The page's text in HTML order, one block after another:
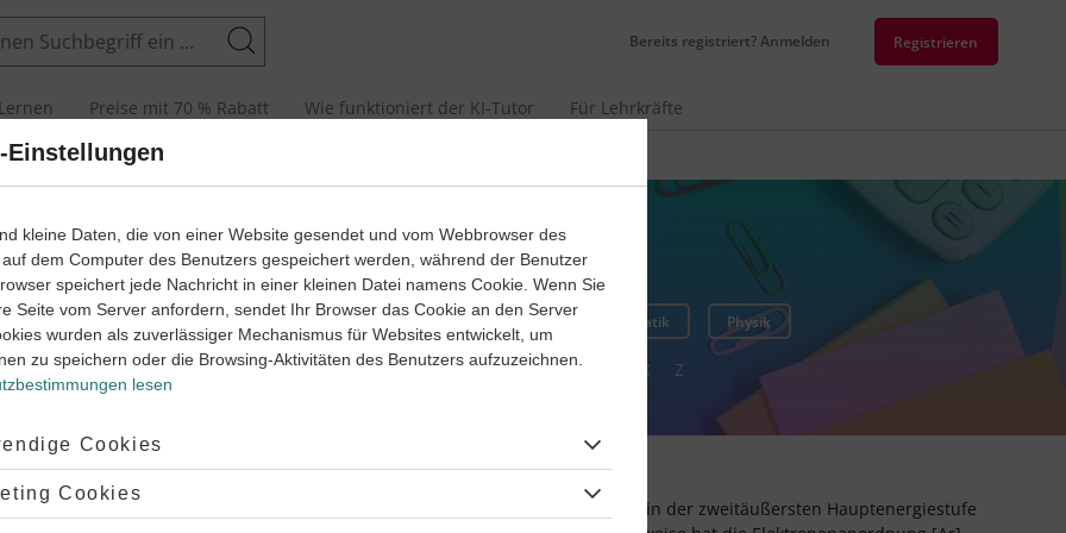
Bereits registriert? Anmelden Registrieren
Suchen
Preise mit 70 % Rabatt Wie funktioniert der KI-Tutor Für Lehrkräfte
Schülerlexikon
Englisch Französisch Geschichte Latein Mathematik Physik
F G H I J K L M N O P Q R S T U V X Z
Elemente, deren Atome nur teilweise mit Elektronen aufgefüllte d-Orbitale in der zweitäußersten Hauptenergiestufe
Einstellungen
kleine Daten, die von einer Website gesendet und vom Webbrowser des
dem Computer des Benutzers gespeichert werden, während der Benutzer
speichert jede Nachricht in einer kleinen Datei namens Cookie. Wenn Sie
Seite vom Server anfordern, sendet Ihr Browser das Cookie an den Server
wurden als zuverlässiger Mechanismus für Websites entwickelt, um
zu speichern oder die Browsing-Aktivitäten des Benutzers aufzuzeichnen.
lesen
Cookies
Cookies